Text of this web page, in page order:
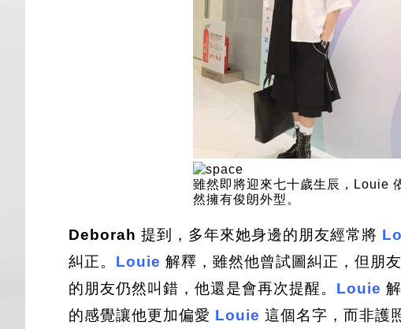
雖然即將迎來七十歲生辰，Louie
然擁有俊朗外型。
Deborah 提到，多年來她身邊的朋友經常將
糾正。 Louie 解釋，雖然他曾試圖糾正，但朋
的朋友仍然叫錯，他還是會再次提醒。 Louie
的感覺讓他更加偏愛 Louie 這個名字，而非護